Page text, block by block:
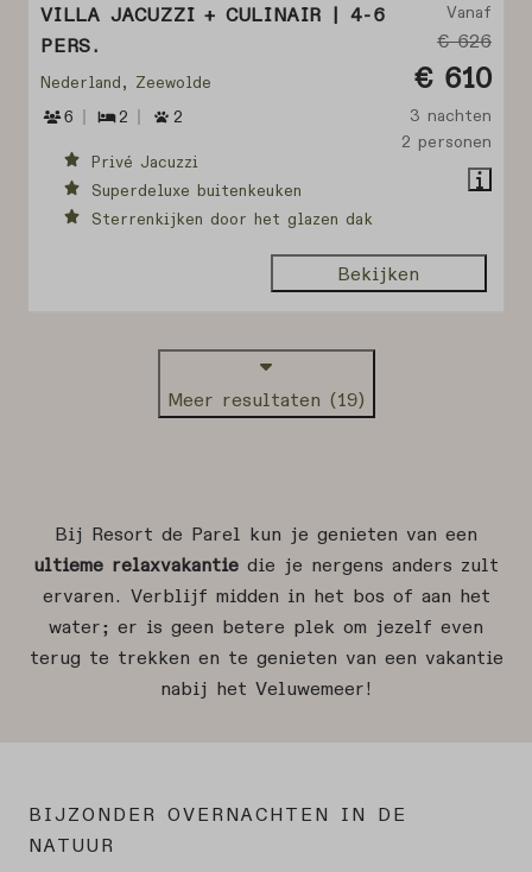
Vanaf
€ 626
€ 610
3 nachten
2 personen
VILLA JACUZZI + CULINAIR | 4-6
PERS.
Nederland, Zeewolde
6
2 2
Privé Jacuzzi
Superdeluxe buitenkeuken
Sterrenkijken door het glazen dak
Bekijken
Meer resultaten (19)
Bij Resort de Parel kun je genieten van een
ultieme relaxvakantie die je nergens anders zult
ervaren. Verblijf midden in het bos of aan het
water; er is geen betere plek om jezelf even
terug te trekken en te genieten van een vakantie
nabij het Veluwemeer!
BIJZONDER OVERNACHTEN IN DE
NATUUR